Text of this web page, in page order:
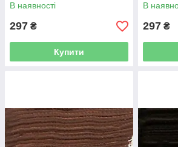
В наявності
297 ₴
Купити
В
297 ₴